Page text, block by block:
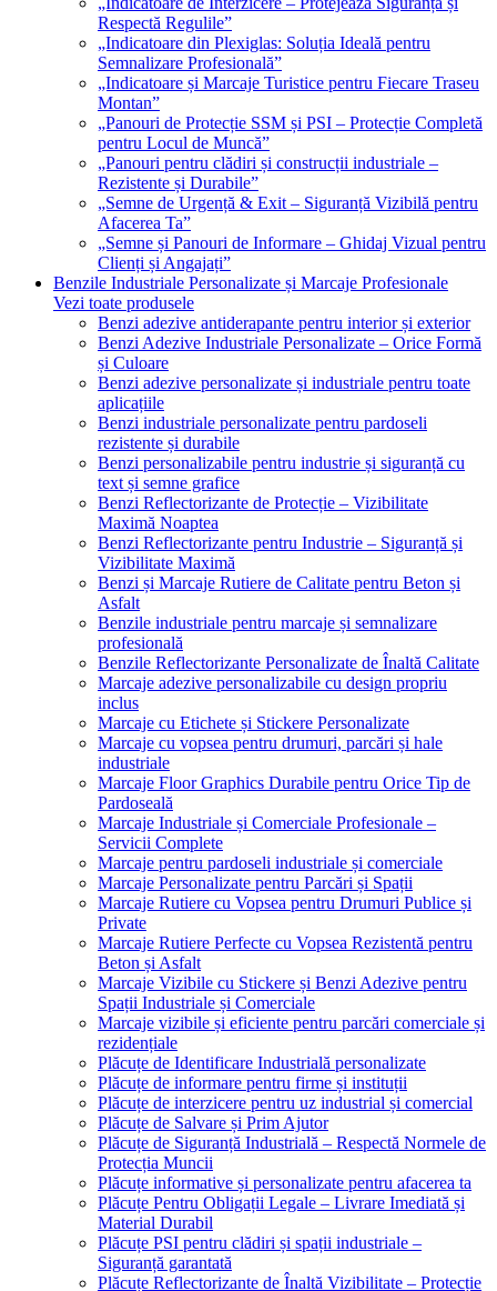
Respectă Regulile”
„Indicatoare din Plexiglas: Soluția Ideală pentru
Semnalizare Profesională”
„Indicatoare și Marcaje Turistice pentru Fiecare Traseu
Montan”
„Panouri de Protecție SSM și PSI – Protecție Completă
pentru Locul de Muncă”
„Panouri pentru clădiri și construcții industriale –
Rezistente și Durabile”
„Semne de Urgență & Exit – Siguranță Vizibilă pentru
Afacerea Ta”
„Semne și Panouri de Informare – Ghidaj Vizual pentru
Clienți și Angajați”
Benzile Industriale Personalizate și Marcaje Profesionale
Vezi toate produsele
Benzi adezive antiderapante pentru interior și exterior
Benzi Adezive Industriale Personalizate – Orice Formă
și Culoare
Benzi adezive personalizate și industriale pentru toate
aplicațiile
Benzi industriale personalizate pentru pardoseli
rezistente și durabile
Benzi personalizabile pentru industrie și siguranță cu
text și semne grafice
Benzi Reflectorizante de Protecție – Vizibilitate
Maximă Noaptea
Benzi Reflectorizante pentru Industrie – Siguranță și
Vizibilitate Maximă
Benzi și Marcaje Rutiere de Calitate pentru Beton și
Asfalt
Benzile industriale pentru marcaje și semnalizare
profesională
Benzile Reflectorizante Personalizate de Înaltă Calitate
Marcaje adezive personalizabile cu design propriu
inclus
Marcaje cu Etichete și Stickere Personalizate
Marcaje cu vopsea pentru drumuri, parcări și hale
industriale
Marcaje Floor Graphics Durabile pentru Orice Tip de
Pardoseală
Marcaje Industriale și Comerciale Profesionale –
Servicii Complete
Marcaje pentru pardoseli industriale și comerciale
Marcaje Personalizate pentru Parcări și Spații
Marcaje Rutiere cu Vopsea pentru Drumuri Publice și
Private
Marcaje Rutiere Perfecte cu Vopsea Rezistentă pentru
Beton și Asfalt
Marcaje Vizibile cu Stickere și Benzi Adezive pentru
Spații Industriale și Comerciale
Marcaje vizibile și eficiente pentru parcări comerciale și
rezidențiale
Plăcuțe de Identificare Industrială personalizate
Plăcuțe de informare pentru firme și instituții
Plăcuțe de interzicere pentru uz industrial și comercial
Plăcuțe de Salvare și Prim Ajutor
Plăcuțe de Siguranță Industrială – Respectă Normele de
Protecția Muncii
Plăcuțe informative și personalizate pentru afacerea ta
Plăcuțe Pentru Obligații Legale – Livrare Imediată și
Material Durabil
Plăcuțe PSI pentru clădiri și spații industriale –
Siguranță garantată
Plăcuțe Reflectorizante de Înaltă Vizibilitate – Protecție